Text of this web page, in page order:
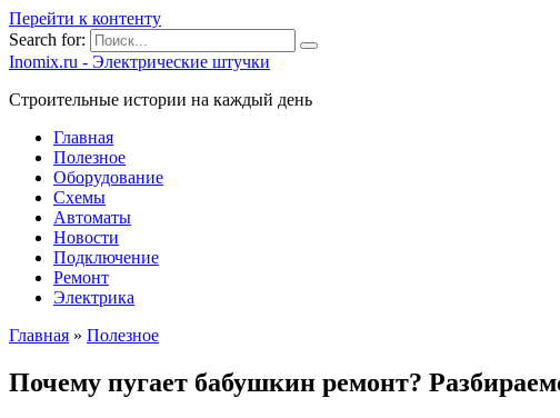
Перейти к контенту
Search for:
Inomix.ru - Электрические штучки
Cтроительные истории на каждый день
Главная
Полезное
Оборудование
Схемы
Автоматы
Новости
Подключение
Ремонт
Электрика
Главная » Полезное
Почему пугает бабушкин ремонт?